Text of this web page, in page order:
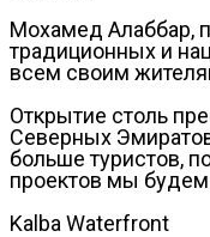
Мохамед Алаббар,
традиционных и
всем своим
Открытие столь
Северных
больше туристов,
проектов мы будем
Kalba Waterfront